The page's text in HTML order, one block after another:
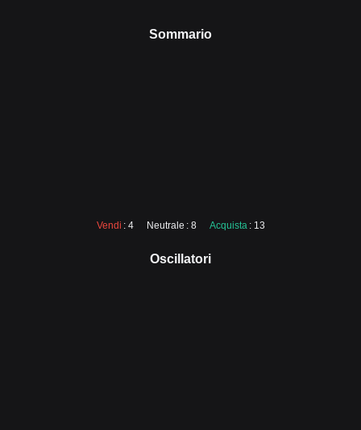
Sommario
Vendi : 4 Neutrale : 8 Acquista : 13
Oscillatori